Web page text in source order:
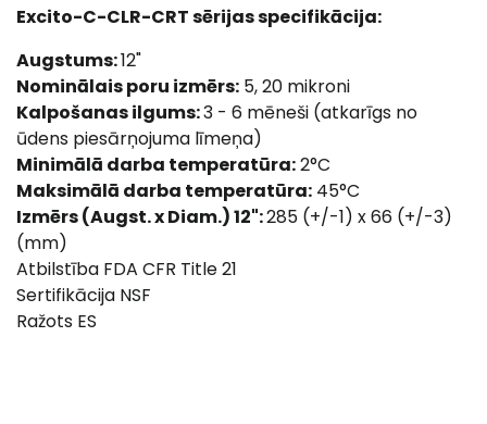
Excito-C-CLR-CRT sērijas specifikācija:
Augstums:12"
Nominālais poru izmērs: 5, 20 mikroni
Kalpošanas ilgums:3 - 6 mēneši (atkarīgs no
ūdens piesārņojuma līmeņa)
Minimālā darba temperatūra:2°C
Maksimālā darba temperatūra: 45°C
Izmērs (Augst. x Diam.) 12":285 (+/-1) x 66 (+/-3)
(mm)
Atbilstība FDA CFR Title 21
Sertifikācija NSF
Ražots ES